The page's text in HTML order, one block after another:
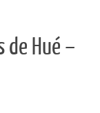
de Hué –